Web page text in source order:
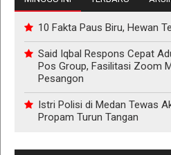
10 Fakta Paus Biru, Hewan
Said Iqbal Respons Cepat
Pos Group, Fasilitasi Zoom
Pesangon
Istri Polisi di Medan Tewas
Propam Turun Tangan